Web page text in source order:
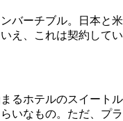
バーチブル。日本と米
え、これは契約してい
るホテルのスイートル
いなもの。ただ、プラ